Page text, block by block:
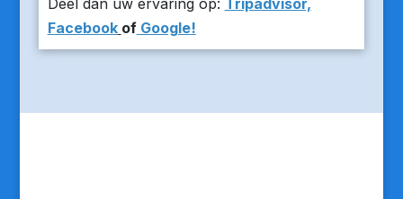
Deel dan uw ervaring op: Tripadvisor,
Facebook ofGoogle!